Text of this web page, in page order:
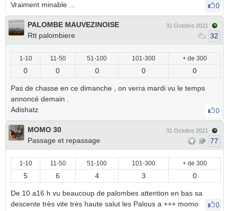
Vraiment minable ...
0
PALOMBE MAUVEZINOISE
Rtt palombiere
31 Octobre 2021
32
1-10 11-50 51-100 101-300 + de 300
0 0 0 0 0
Pas de chasse en ce dimanche , on verra mardi vu le temps
annoncé demain .
Adishatz
0
MOMO 30
Passage et repassage
31 Octobre 2021
77
1-10 11-50 51-100 101-300 + de 300
5 6 4 3 0
De 10 a16 h vu beaucoup de palombes attention en bas sa
descente très vite très haute salut les Palous a +++ momo
0